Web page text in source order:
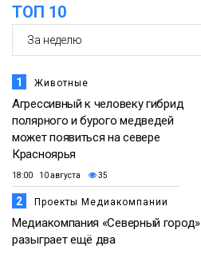
ТОП 10
1 Животные
Агрессивный к человеку гибрид
полярного и бурого медведей
может появиться на севере
Красноярья
18:00 10 августа 35
2 Проекты Медиакомпании
Медиакомпания «Северный город»
разыграет ещё два